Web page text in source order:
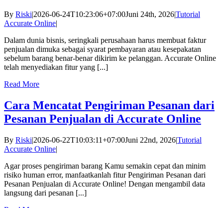
By Riski|2026-06-24T10:23:06+07:00Juni 24th, 2026|Tutorial
Accurate Online|
Dalam dunia bisnis, seringkali perusahaan harus membuat faktur
penjualan dimuka sebagai syarat pembayaran atau kesepakatan
sebelum barang benar-benar dikirim ke pelanggan. Accurate Online
telah menyediakan fitur yang [...]
Read More
Cara Mencatat Pengiriman Pesanan dari
Pesanan Penjualan di Accurate Online
By Riski|2026-06-22T10:03:11+07:00Juni 22nd, 2026|Tutorial
Accurate Online|
Agar proses pengiriman barang Kamu semakin cepat dan minim
risiko human error, manfaatkanlah fitur Pengiriman Pesanan dari
Pesanan Penjualan di Accurate Online! Dengan mengambil data
langsung dari pesanan [...]